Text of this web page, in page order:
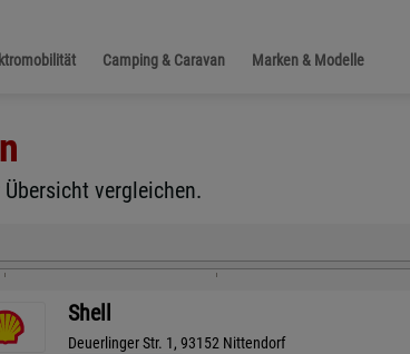
Camping & Caravan Marken & Modelle
vergleichen.
Shell
Deuerlinger Str. 1, 93152 Nittendorf